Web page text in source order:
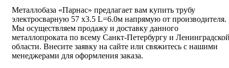
Металлобаза «Парнас» предлагает вам купить трубу
электросварную 57 х3.5 L=6.0м напрямую от производителя.
Мы осуществляем продажу и доставку данного
металлопроката по всему Санкт-Петербургу и
области. Внесите заявку на сайте или свяжитесь с нашими
менеджерами для оформления заказа.